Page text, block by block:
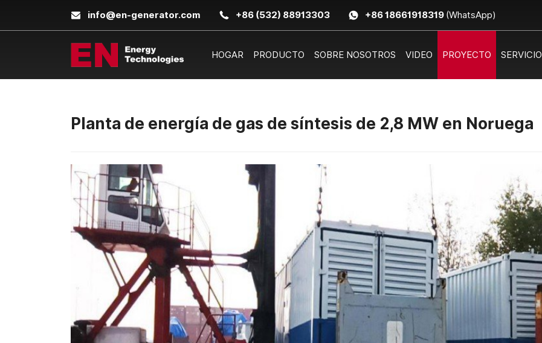
info@en-generator.com +86 (532) 88913303 +86 18661918319(WhatsApp)
HOGAR PRODUCTO SOBRE NOSOTROS VIDEO PROYECTO SERVICIO
Planta de energía de gas de síntesis de 2,8 MW en Noruega